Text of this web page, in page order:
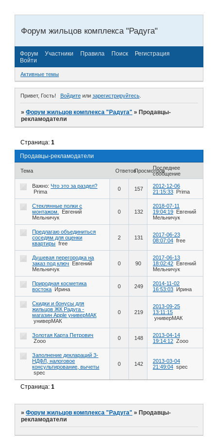
Форум жильцов комплекса "Радуга"
Форум Участники Правила Поиск
Регистрация
Войти
Активные темы
Привет, Гость! Войдитеили зарегистрируйтесь.
»Форум жильцов комплекса "Радуга" »Продавцы-
рекламодатели
Продавцы-рекламодатели
Страница:1
Тема ОтветовПросмотровПоследнее
сообщение
Важно: Что это за раздел?
Prima
0 157
2012-12-06
21:15:33
Prima
Стеклянные полки с
монтажом.
Евгений
Мельничук
0 132
2018-07-11
19:04:19
Евгений
Мельничук
Предлагаю объединиться
соседям для оценки
квартиры free
2 131
2017-06-23
08:07:04 free
Душевая перегородка на
заказ под ключ
Евгений
Мельничук
0 90
2017-06-13
18:02:42
Евгений
Мельничук
Природная косметика
востока
Ирина 0 249
2014-11-02
16:53:03
Ирина
Скидки и бонусы для
жильцов ЖК Радуга -
магазин Apple универМАК
универМАК
0 219
2013-09-25
13:11:15
универМАК
Золотая Карта Петрович
Zooo
0 148
2013-04-14
19:14:12 Zooo
Заполнение деклараций 3-
НДФЛ, налоговое
консультирование, вычеты
spec
0 142
2013-03-04
21:49:04 spec
Страница:1
»Форум жильцов комплекса "Радуга" »Продавцы-
рекламодатели